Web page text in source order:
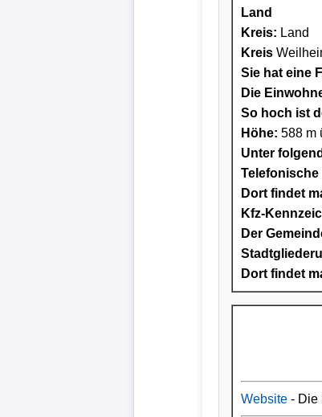
Land
Kreis: Land
Kreis
Sie hat eine
Die
So hoch ist
Höhe: 588 m
Unter
Telefonische
Dort findet
Kfz-
Der
Dort findet
Website - Die